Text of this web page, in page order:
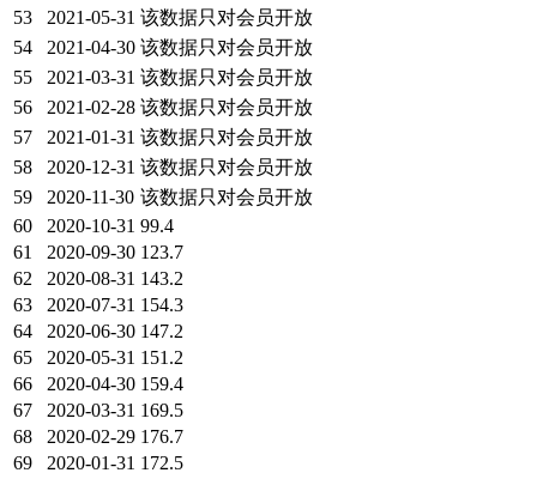
53
2021-05-31 该数据只对会员开放
54
2021-04-30 该数据只对会员开放
55
2021-03-31 该数据只对会员开放
56
2021-02-28 该数据只对会员开放
57
2021-01-31 该数据只对会员开放
58
2020-12-31 该数据只对会员开放
59
2020-11-30 该数据只对会员开放
60
2020-10-31 99.4
61
2020-09-30 123.7
62
2020-08-31 143.2
63
2020-07-31 154.3
64
2020-06-30 147.2
65
2020-05-31 151.2
66
2020-04-30 159.4
67
2020-03-31 169.5
68
2020-02-29 176.7
69
2020-01-31 172.5